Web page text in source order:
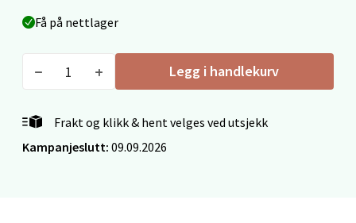
Få på nettlager
Legg i handlekurv
Frakt og klikk & hent velges ved utsjekk
Kampanjeslutt: 09.09.2026
Ålesund - Thon Senter Moa
Langelandsvegen 25, 6010 Ålesund
Åpent i dag 10-18